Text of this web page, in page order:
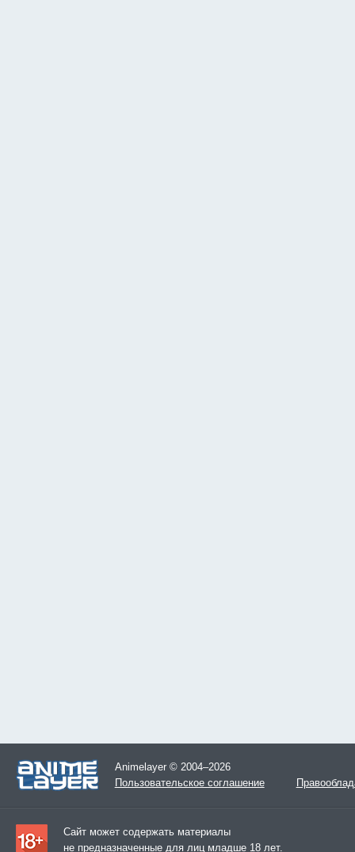
Animelayer © 2004–2026
Пользовательское соглашение
Сайт может содержать материалы
не предназначенные для лиц младше 18 лет.